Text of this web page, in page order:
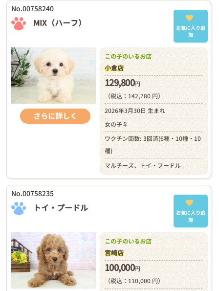
No.00758240
MIX（ハーフ）
お気に入り追
加
さらに詳しく
この子のいるお店
小倉店
129,800円
（税込：142,780 円）
2026年3月30日 生まれ
女の子♀
ワクチン回数: 3回済(6種・10種・10
種)
マルチーズ、トイ・プードル
No.00758235
トイ・プードル
お気に入り追
加
この子のいるお店
宮崎店
100,000円
（税込：110,000 円）